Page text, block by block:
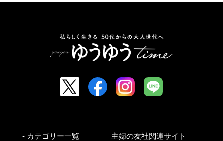
- カテゴリー一覧 主婦の友社関連サイト